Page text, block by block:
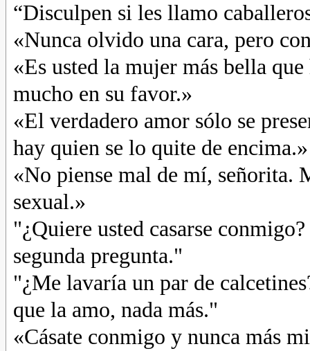
“Disculpen si les llamo
«Nunca olvido una cara, pero
«Es usted la mujer más bella
mucho en su favor.»
«El verdadero amor sólo se
hay quien se lo quite de encima.»
«No piense mal de mí, señorita.
sexual.»
"¿Quiere usted casarse
segunda pregunta."
"¿Me lavaría un par de
que la amo, nada más."
«Cásate conmigo y nunca más